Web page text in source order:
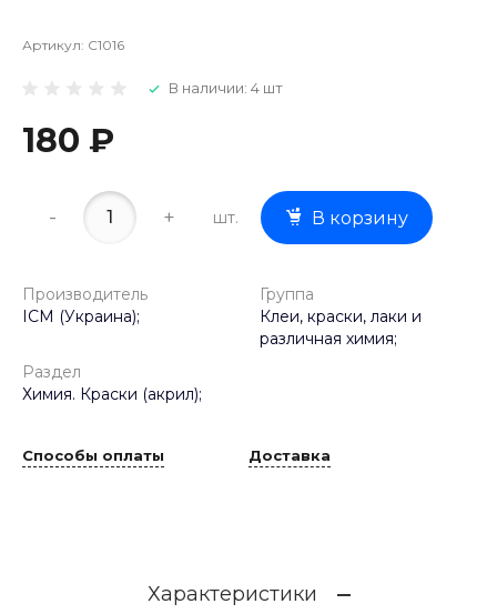
Артикул: C1016
В наличии: 4 шт
180 ₽
- + шт. В корзину
Производитель
ICM (Украина);
Группа
Клеи, краски, лаки и
различная химия;
Раздел
Химия. Краски (акрил);
Способы оплаты Доставка
Характеристики